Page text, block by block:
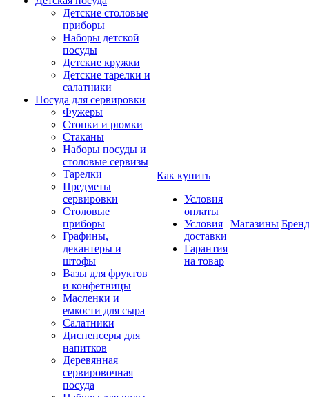
Детские столовые
приборы
Наборы детской
посуды
Детские кружки
Детские тарелки и
салатники
Посуда для сервировки
Фужеры
Стопки и рюмки
Стаканы
Наборы посуды и
столовые сервизы
Тарелки
Предметы
сервировки
Столовые
приборы
Графины,
декантеры и
штофы
Вазы для фруктов
и конфетницы
Масленки и
емкости для сыра
Салатники
Диспенсеры для
напитков
Деревянная
сервировочная
посуда
Как купить
Условия
оплаты
Условия
доставки
Гарантия
на товар
Магазины